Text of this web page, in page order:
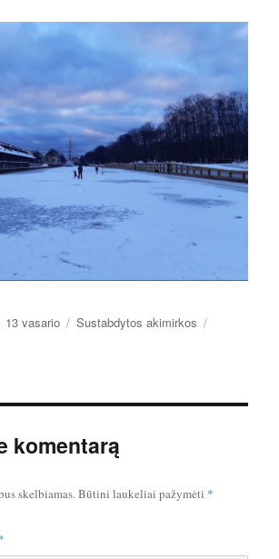
13 vasario Kategorijos
Sustabdytos akimirkos
komentarą
skelbiamas.Būtini laukeliai pažymėti *
*